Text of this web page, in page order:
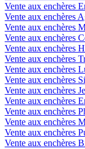
Vente aux enchères
Vente aux enchères
Vente aux enchères
Vente aux enchères
Vente aux enchères
Vente aux enchères
Vente aux enchères
Vente aux enchères
Vente aux enchères
Vente aux enchères
Vente aux enchères
Vente aux enchères
Vente aux enchères
Vente aux enchères